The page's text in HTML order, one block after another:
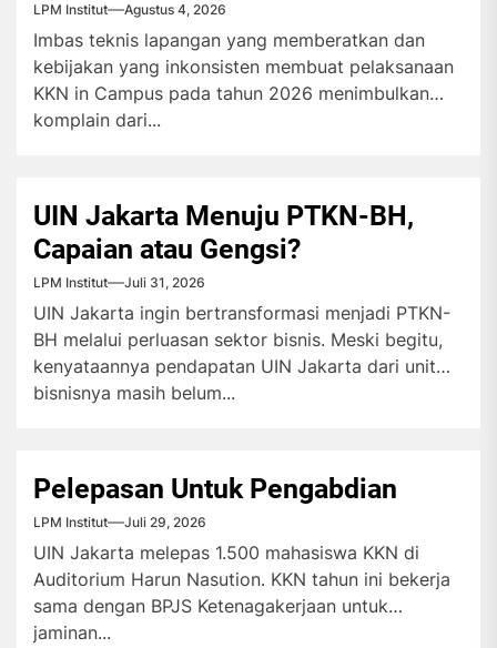
LPM Institut Agustus 4, 2026
Imbas teknis lapangan yang memberatkan dan
kebijakan yang inkonsisten membuat pelaksanaan
KKN in Campus pada tahun 2026 menimbulkan
komplain dari...
UIN Jakarta Menuju PTKN-BH,
Capaian atau Gengsi?
LPM Institut Juli 31, 2026
UIN Jakarta ingin bertransformasi menjadi PTKN-
BH melalui perluasan sektor bisnis. Meski begitu,
kenyataannya pendapatan UIN Jakarta dari unit
bisnisnya masih belum...
Pelepasan Untuk Pengabdian
LPM Institut Juli 29, 2026
UIN Jakarta melepas 1.500 mahasiswa KKN di
Auditorium Harun Nasution. KKN tahun ini bekerja
sama dengan BPJS Ketenagakerjaan untuk
jaminan...